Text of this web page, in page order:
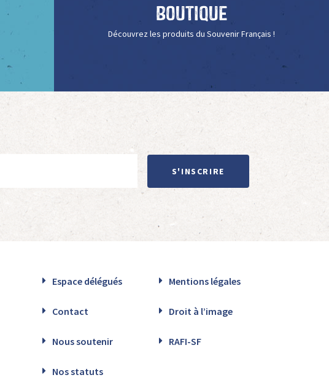
Boutique
Découvrez les produits du Souvenir Français !
S'INSCRIRE
Espace délégués Mentions légales
Contact Droit à l’image
Nous soutenir RAFI-SF
Nos statuts